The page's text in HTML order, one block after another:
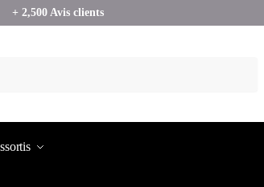
+ 2,500 Avis clients